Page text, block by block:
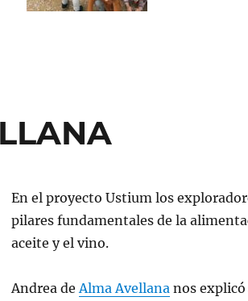
En el proyecto Ustium los
pilares fundamentales de la
aceite y el vino.
Andrea de Alma Avellana nos